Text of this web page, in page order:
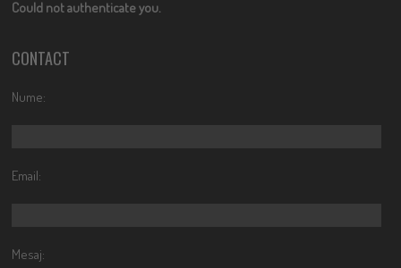
Could not authenticate you.
CONTACT
Nume:
Email:
Mesaj: